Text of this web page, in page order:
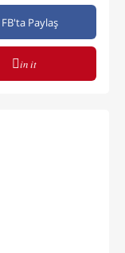
FB'ta Paylaş
in it